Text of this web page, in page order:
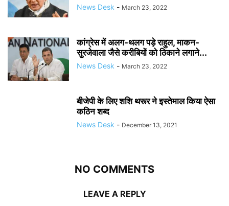
News Desk - March 23, 2022
कांग्रेस में अलग-थलग पड़े राहुल, माकन-
सुरजेवाला जैसे करीबियों को ठिकाने लगाने...
News Desk - March 23, 2022
बीजेपी के लिए शशि थरूर ने इस्तेमाल किया ऐसा
कठिन शब्द
News Desk - December 13, 2021
NO COMMENTS
LEAVE A REPLY